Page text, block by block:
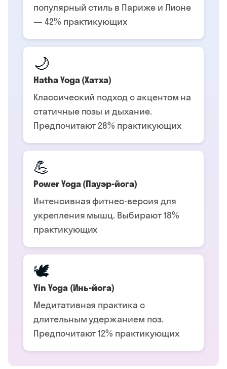
популярный стиль в Париже и Лионе
— 42% практикующих
🌙
Hatha Yoga (Хатха)
Классический подход с акцентом на
статичные позы и дыхание.
Предпочитают 28% практикующих
💪
Power Yoga (Пауэр-йога)
Интенсивная фитнес-версия для
укрепления мышц. Выбирают 18%
практикующих
🕊️
Yin Yoga (Инь-йога)
Медитативная практика с
длительным удержанием поз.
Предпочитают 12% практикующих